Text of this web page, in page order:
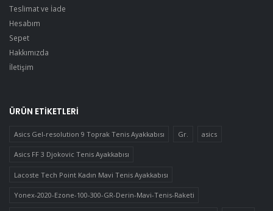
Teslimat ve İade
Hesabım
Sepet
Hakkımızda
İletişim
ÜRÜN ETIKETLERI
Asics Gel-resolution 9 Toprak Tenis Ayakkabısı Gr. asics
Asics FF 3 Djokovic Tenis Ayakkabısı
Lacoste Tech Point Kadın Mavi Tenis Ayakkabısı
Yonex-2020-Ezone-100-300-GR-Derin-Mavi-Tenis-Raketi